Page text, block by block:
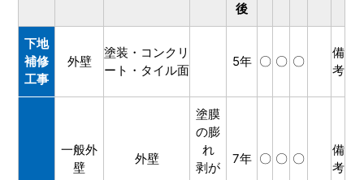
後
下地
補修
工事
外壁
塗装・コンクリ
ート・タイル面
5年 〇 〇 〇
備
考
一般外
壁
外壁
塗膜
の膨
れ
剥が
7年 〇 〇 〇
備
考